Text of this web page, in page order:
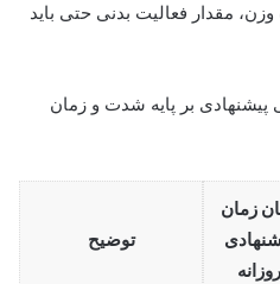
مقدار فعالیت بدنی حتی باید
پیشنهادی بر پایه شدت و زمان
زمان
روزانه
توضیح